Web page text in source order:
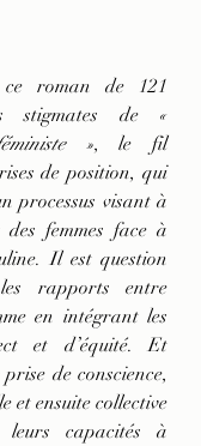
ce roman de 121
stigmates de «
», le fil
de position, qui
processus visant à
des femmes face à
Il est question
rapports entre
en intégrant les
et d’équité. Et
de conscience,
et ensuite collective
leurs capacités à